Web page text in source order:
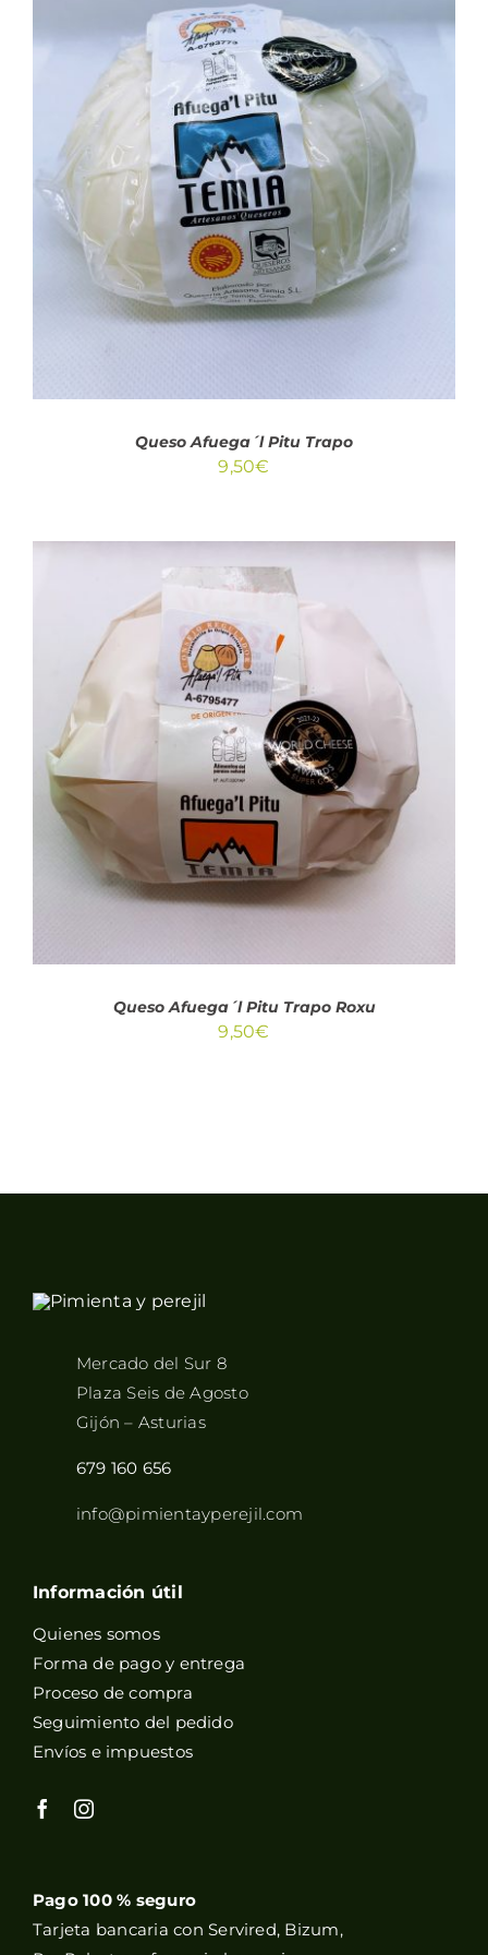
AÑADIR AL CARRITO
DETALLES
Queso Afuega´l Pitu Trapo
9,50€
AÑADIR AL CARRITO
/
Queso Afuega´l Pitu Trapo Roxu
9,50€
Mercado del Sur 8
Plaza Seis de Agosto
Gijón – Asturias
679 160 656
info@pimientayperejil.com
Información útil
Quienes somos
Forma de pago y entrega
Proceso de compra
Seguimiento del pedido
Envíos e impuestos
Pago 100 % seguro
Tarjeta bancaria con Servired, Bizum,